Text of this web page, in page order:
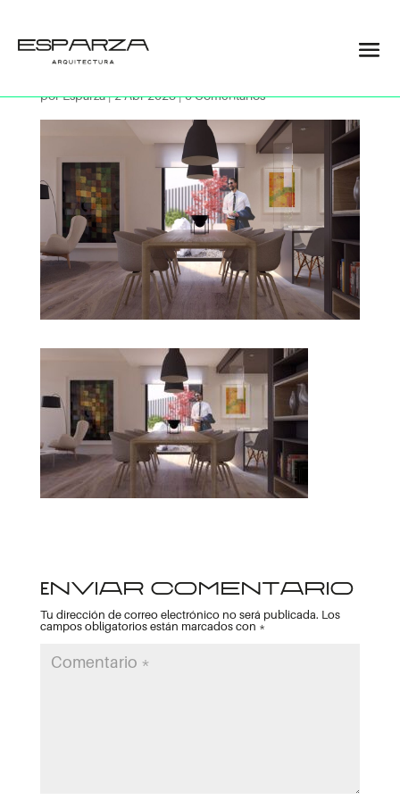
09
porEsparza|2 Abr 2023|0 Comentarios
Enviar comentario
Tu dirección de correo electrónico no será publicada. Los
campos obligatorios están marcados con *